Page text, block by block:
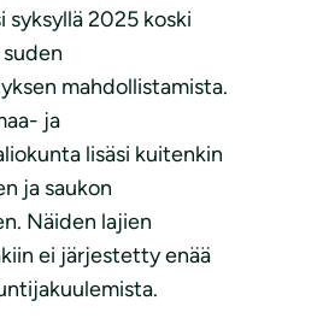
syksyllä 2025 koski
mahdollistamista.
ja
lisäsi kuitenkin
ja saukon
Näiden lajien
ei järjestetty enää